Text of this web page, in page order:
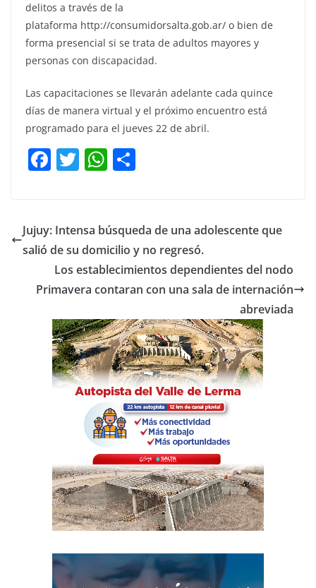
delitos a través de la
plataforma http://consumidorsalta.gob.ar/ o bien de
forma presencial si se trata de adultos mayores y
personas con discapacidad.
Las capacitaciones se llevarán adelante cada quince
días de manera virtual y el próximo encuentro está
programado para el jueves 22 de abril.
F
e
b
o
o
k
T
er
W
s
A
p
p
p
ar
tir
Jujuy: Intensa búsqueda de una adolescente que
salió de su domicilio y no regresó.
Los establecimientos dependientes del nodo
Primavera contaran con una sala de internación
abreviada